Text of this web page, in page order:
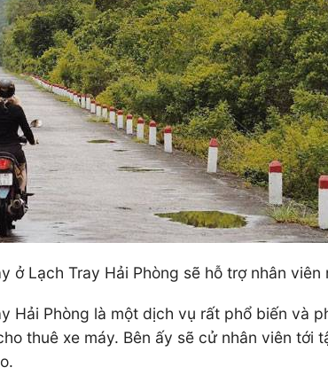
Lạch Tray Hải Phòng sẽ hỗ trợ nhân
Hải Phòng là một dịch vụ rất phổ biến và
thuê xe máy. Bên ấy sẽ cử nhân viên tới